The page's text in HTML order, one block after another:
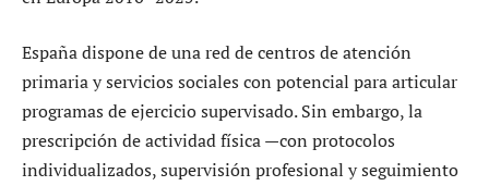
España dispone de una red de centros de atención
primaria y servicios sociales con potencial para articular
programas de ejercicio supervisado. Sin embargo, la
prescripción de actividad física —con protocolos
individualizados, supervisión profesional y seguimiento